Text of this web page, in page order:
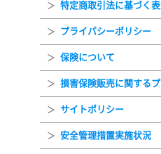
特定商取引法に基づく
プライバシーポリシー
保険について
損害保険販売に関する
サイトポリシー
安全管理措置実施状況